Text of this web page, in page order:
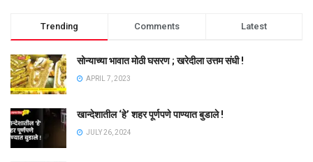
Trending Comments Latest
सोन्याच्या भावात मोठी घसरण ; खरेदीला उत्तम संधी !
APRIL 7, 2023
खान्देशातील ‘हे’ शहर पूर्णपणे पाण्यात बुडाले !
JULY 26, 2024